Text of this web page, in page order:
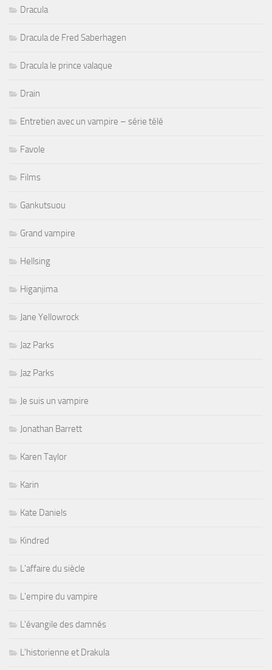
Dracula
Dracula de Fred Saberhagen
Dracula le prince valaque
Drain
Entretien avec un vampire – série télé
Favole
Films
Gankutsuou
Grand vampire
Hellsing
Higanjima
Jane Yellowrock
Jaz Parks
Jaz Parks
Je suis un vampire
Jonathan Barrett
Karen Taylor
Karin
Kate Daniels
Kindred
L'affaire du siècle
L'empire du vampire
L'évangile des damnés
L'historienne et Drakula